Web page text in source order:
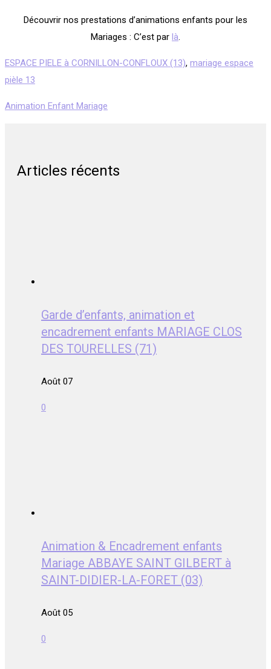
Découvrir nos prestations d’animations enfants pour les
Mariages : C’est par là.
ESPACE PIELE à CORNILLON-CONFLOUX (13), mariage espace
pièle 13
Animation Enfant Mariage
Articles récents
Garde d’enfants, animation et
encadrement enfants MARIAGE CLOS
DES TOURELLES (71)
Août 07
0
Animation & Encadrement enfants
Mariage ABBAYE SAINT GILBERT à
SAINT-DIDIER-LA-FORET (03)
Août 05
0